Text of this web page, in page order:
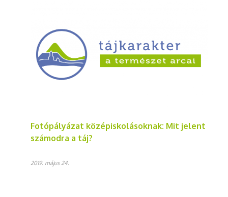
Fotópályázat középiskolásoknak: Mit jelent
számodra a táj?
2019. május 24.